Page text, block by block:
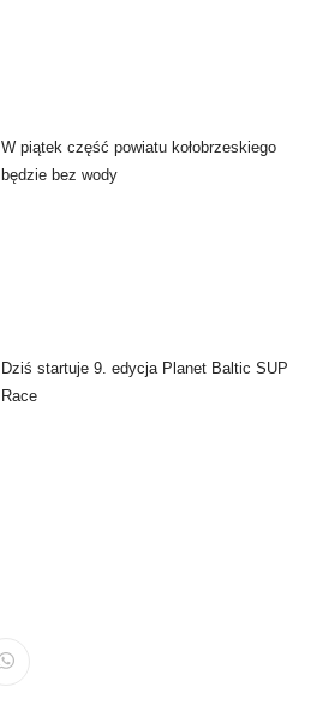
W piątek część powiatu kołobrzeskiego
będzie bez wody
Dziś startuje 9. edycja Planet Baltic SUP
Race